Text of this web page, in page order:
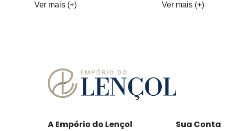
Ver mais (+) Ver mais (+)
A Empório do Lençol
Sua Conta